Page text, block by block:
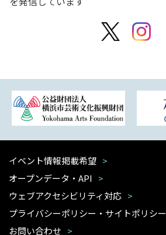
イベント情報掲載希望
オープンデータ・API
ウェブアクセシビリティ対応
プライバシーポリシー・サイトポリシー
お問い合わせ